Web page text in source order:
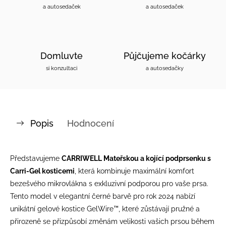
a autosedaček a autosedaček
Domluvte
si konzultaci
Půjčujeme kočárky
a autosedačky
Popis Hodnocení
Představujeme CARRIWELL Mateřskou a kojící podprsenku s
Carri-Gel kosticemi , která kombinuje maximální komfort
bezešvého mikrovlákna s exkluzivní podporou pro vaše prsa.
Tento model v elegantní černé barvě pro rok 2024 nabízí
unikátní gelové kostice GelWire™, které zůstávají pružné a
přirozeně se přizpůsobí změnám velikosti vašich prsou během